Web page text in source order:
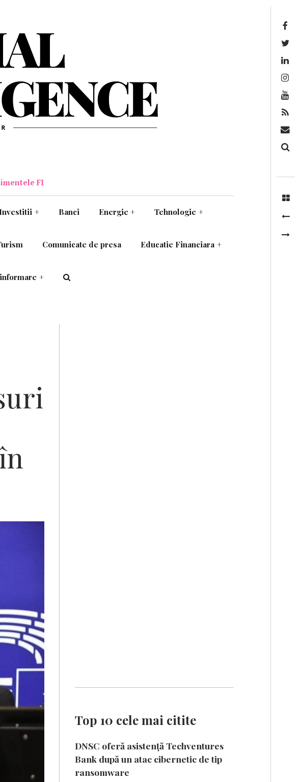
FI
+ Banci Energie + Tehnologie +
Comunicate de presa Educatie Financiara +
+
Top 10 cele mai citite
DNSC oferă asistență Techventures
Bank după un atac cibernetic de tip
ransomware